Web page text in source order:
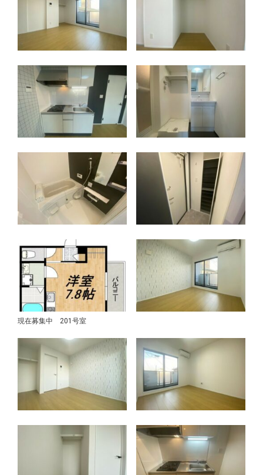
現在募集中 201号室